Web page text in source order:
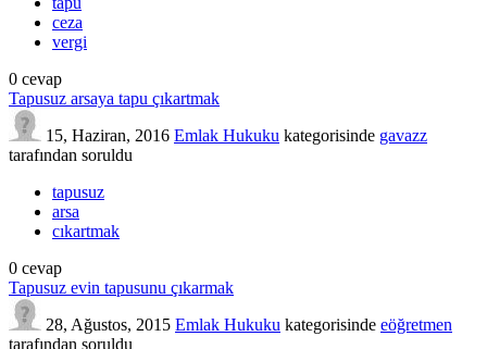
ceza
vergi
0 cevap
Tapusuz arsaya tapu çıkartmak
15, Haziran, 2016 Emlak Hukuku kategorisinde gavazz
tarafından soruldu
tapusuz
arsa
cıkartmak
0 cevap
Tapusuz evin tapusunu çıkarmak
28, Ağustos, 2015 Emlak Hukuku kategorisinde eöğretmen
tarafından soruldu